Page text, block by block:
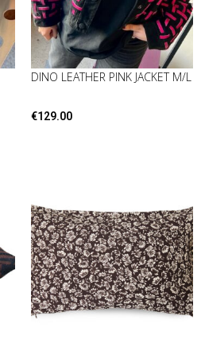
DINO LEATHER PINK JACKET M/L
€129.00